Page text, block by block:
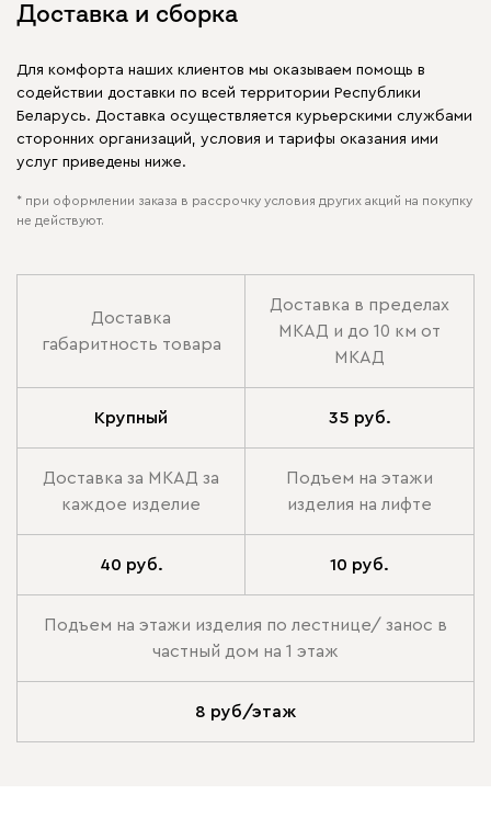
Доставка и сборка
Для комфорта наших клиентов мы оказываем помощь в
содействии доставки по всей территории Республики
Беларусь. Доставка осуществляется курьерскими службами
сторонних организаций, условия и тарифы оказания ими
услуг приведены ниже.
* при оформлении заказа в рассрочку условия других акций на покупку
не действуют.
Доставка
габаритность товара
Доставка в пределах
МКАД и до 10 км от
МКАД
Крупный 35 руб.
Доставка за МКАД за
каждое изделие
Подъем на этажи
изделия на лифте
40 руб. 10 руб.
Подъем на этажи изделия по лестнице/ занос в
частный дом на 1 этаж
8 руб/этаж